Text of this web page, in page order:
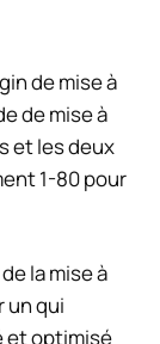
de mise à
de mise à
et les deux
1-80 pour
la mise à
un qui
et optimisé